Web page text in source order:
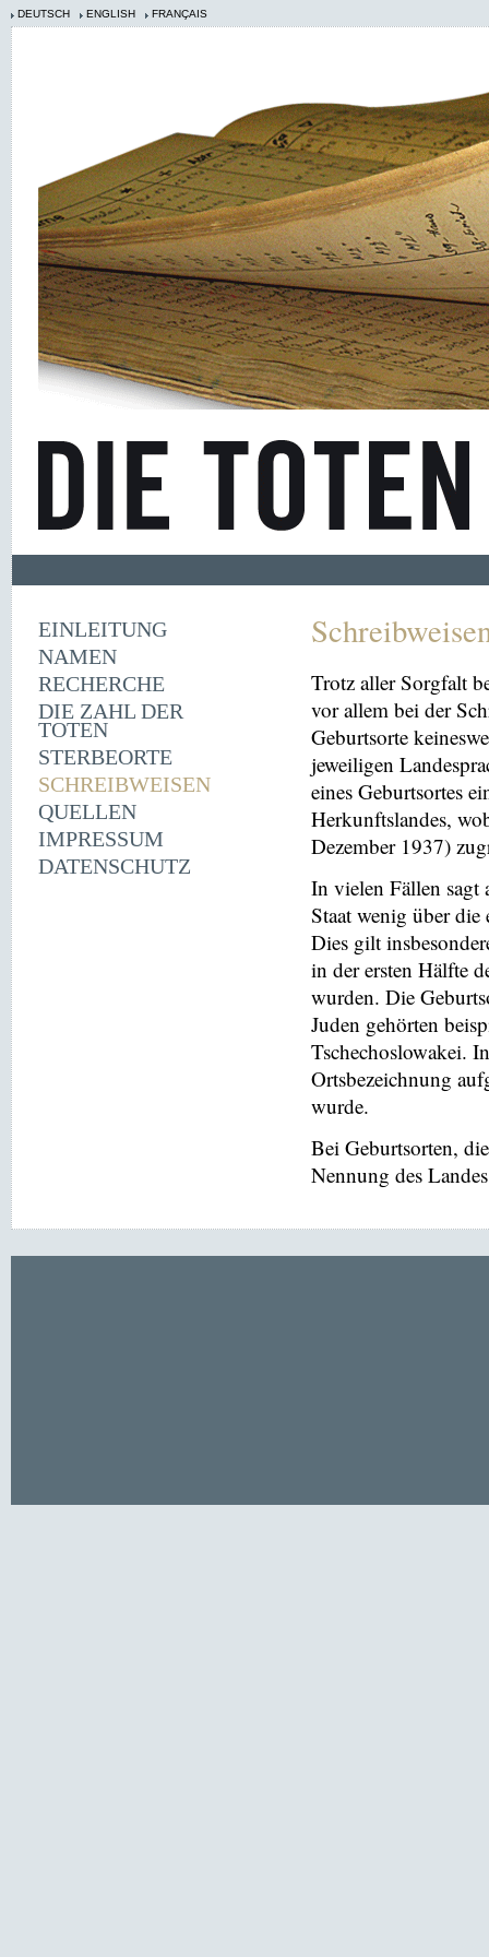
DEUTSCH ENGLISH FRANÇAIS
EINLEITUNG
NAMEN
RECHERCHE
DIE ZAHL DER
TOTEN
STERBEORTE
SCHREIBWEISEN
QUELLEN
IMPRESSUM
DATENSCHUTZ
Trotz aller Sorgfalt
vor allem bei der
Geburtsorte
jeweiligen
eines Geburtsortes
Herkunftslandes,
Dezember 1937)
In vielen Fällen sagt
Staat wenig über die
Dies gilt
in der ersten Hälfte
wurden. Die
Juden gehörten
Tschechoslowakei.
Ortsbezeichnung
wurde.
Bei Geburtsorten,
Nennung des